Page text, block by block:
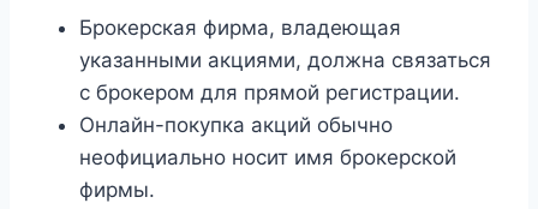
Брокерская фирма, владеющая
указанными акциями, должна связаться
с брокером для прямой регистрации.
Онлайн-покупка акций обычно
неофициально носит имя брокерской
фирмы.